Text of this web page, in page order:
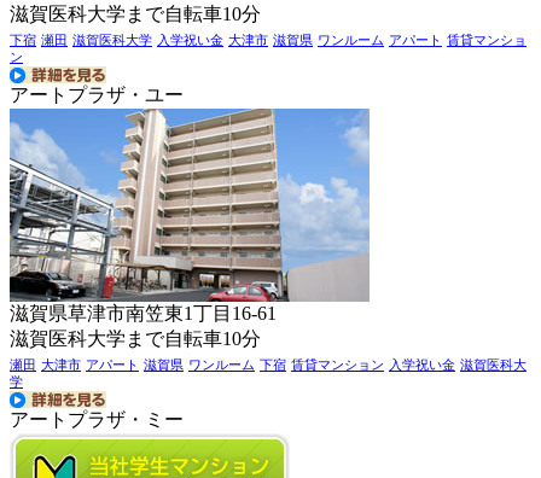
滋賀医科大学まで自転車10分
下宿 瀬田 滋賀医科大学 入学祝い金 大津市 滋賀県 ワンルーム アパート 賃貸マンショ
ン
アートプラザ・ユー
滋賀県草津市南笠東1丁目16-61
滋賀医科大学まで自転車10分
瀬田 大津市 アパート 滋賀県 ワンルーム 下宿 賃貸マンション 入学祝い金 滋賀医科大
学
アートプラザ・ミー